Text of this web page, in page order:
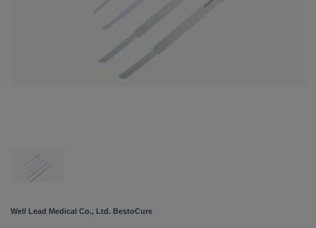
Well Lead Medical Co., Ltd. BestoCure